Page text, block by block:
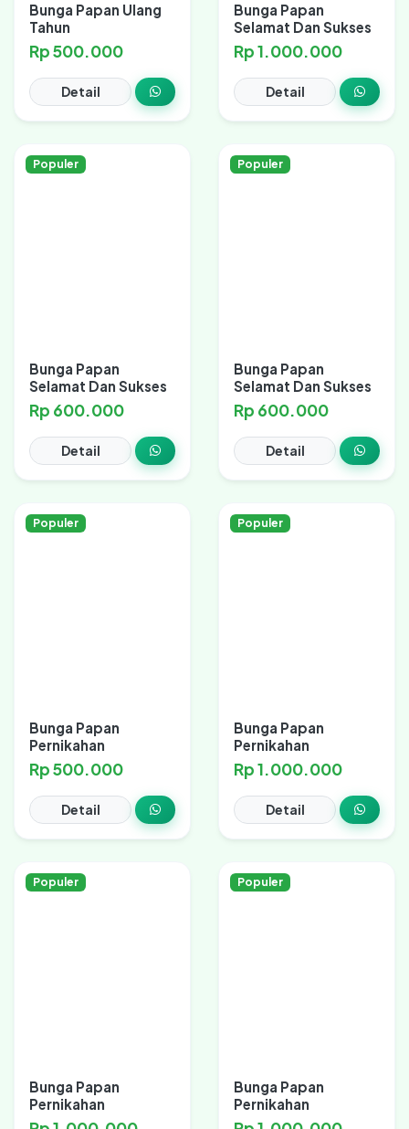
Bunga Papan Ulang
Tahun
Rp 500.000
Detail
Bunga Papan
Selamat Dan Sukses
Rp 1.000.000
Detail
Populer
Bunga Papan
Selamat Dan Sukses
Rp 600.000
Detail
Populer
Bunga Papan
Selamat Dan Sukses
Rp 600.000
Detail
Populer
Bunga Papan
Pernikahan
Rp 500.000
Detail
Populer
Bunga Papan
Pernikahan
Rp 1.000.000
Detail
Populer
Bunga Papan
Pernikahan
Populer
Bunga Papan
Pernikahan